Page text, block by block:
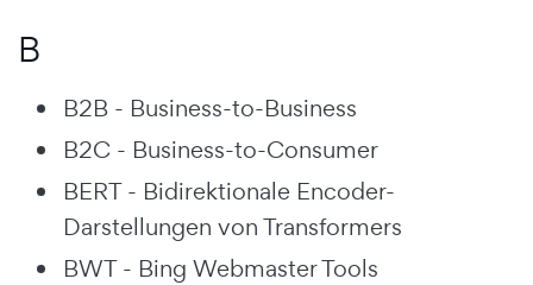
B
B2B - Business-to-Business
B2C - Business-to-Consumer
BERT - Bidirektionale Encoder-
Darstellungen von Transformers
BWT - Bing Webmaster Tools